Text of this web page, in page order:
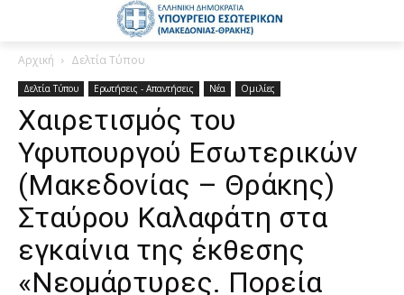
Αρχική Δελτία Τύπου
Δελτία Τύπου Ερωτήσεις - Απαντήσεις Νέα Ομιλίες
Χαιρετισμός του
Υφυπουργού Εσωτερικών
(Μακεδονίας – Θράκης)
Σταύρου Καλαφάτη στα
εγκαίνια της έκθεσης
«Νεομάρτυρες. Πορεία